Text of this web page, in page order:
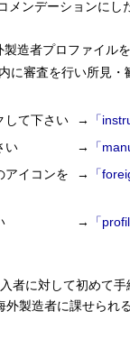
ンデーションにし
造者プロファイル
審査を行い所見・
して下さい → 「
い
→ 「
アイコンを
→ 「
→ 「
者に対して初めて
製造者に課せられ